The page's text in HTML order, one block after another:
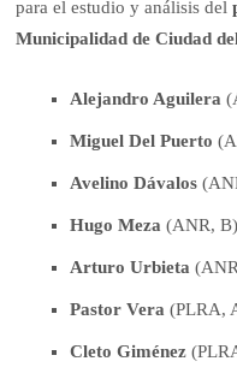
para el estudio y análisis del
Municipalidad de Ciudad
Alejandro Aguilera
Miguel Del Puerto
Avelino Dávalos
Hugo Meza (ANR, B)
Arturo Urbieta
Pastor Vera (PLRA,
Cleto Giménez